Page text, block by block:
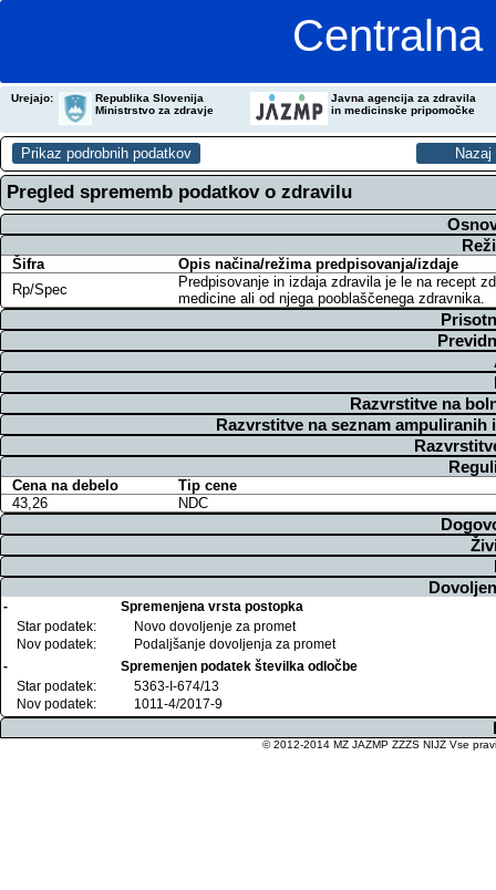
Urejajo:
Republika Slovenija
Ministrstvo za zdravje
Javna agencija za zdravila
in medicinske pripomočke
Pregled sprememb podatkov o zdravilu
Šifra
Opis načina/režima predpisovanja/izdaje
Rp/Spec
Predpisovanje in izdaja zdravila je le na recept
medicine ali od njega pooblaščenega zdravnika.
Razvrstitve na
Razvrstitve na seznam
Cena na debelo
Tip cene
43,26
NDC
-
Spremenjena vrsta postopka
Star podatek:
Novo dovoljenje za promet
Nov podatek:
Podaljšanje dovoljenja za promet
-
Spremenjen podatek številka odločbe
Star podatek:
5363-I-674/13
Nov podatek:
1011-4/2017-9
© 2012-2014 MZ JAZMP ZZZS NIJZ Vse